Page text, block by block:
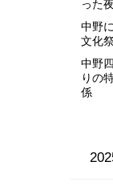
った
中野
文化
中野
りの
係